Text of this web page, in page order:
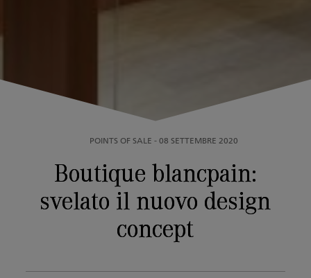
POINTS OF SALE - 08 SETTEMBRE 2020
Boutique blancpain:
svelato il nuovo design
concept